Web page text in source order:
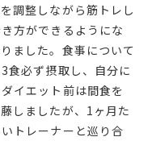
調整しながら筋トレし
方ができるようにな
ました。食事について
食必ず摂取し、自分に
イエット前は間食を
しましたが、1ヶ月た
トレーナーと巡り合